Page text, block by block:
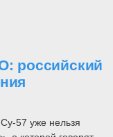
российский
57 уже нельзя